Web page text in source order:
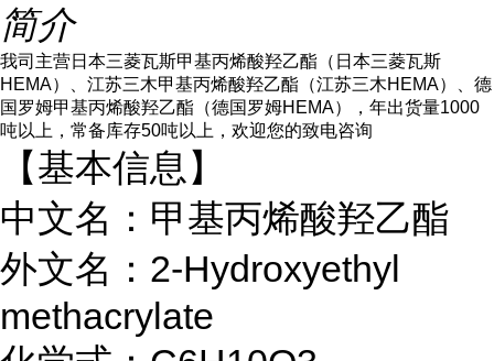
简介
我司主营日本三菱瓦斯甲基丙烯酸羟乙酯（ 日本三菱瓦斯
HEMA）、江苏三木甲基丙烯酸羟乙酯（江苏三木HEMA）、 德
国罗姆甲基丙烯酸羟乙酯（德国罗姆HEMA），年出货量1000
吨以上，常备库存50吨以上，欢迎您的致电咨询
【基本信息】
中文名：甲基丙烯酸羟乙酯
外文名：2-Hydroxyethyl
methacrylate